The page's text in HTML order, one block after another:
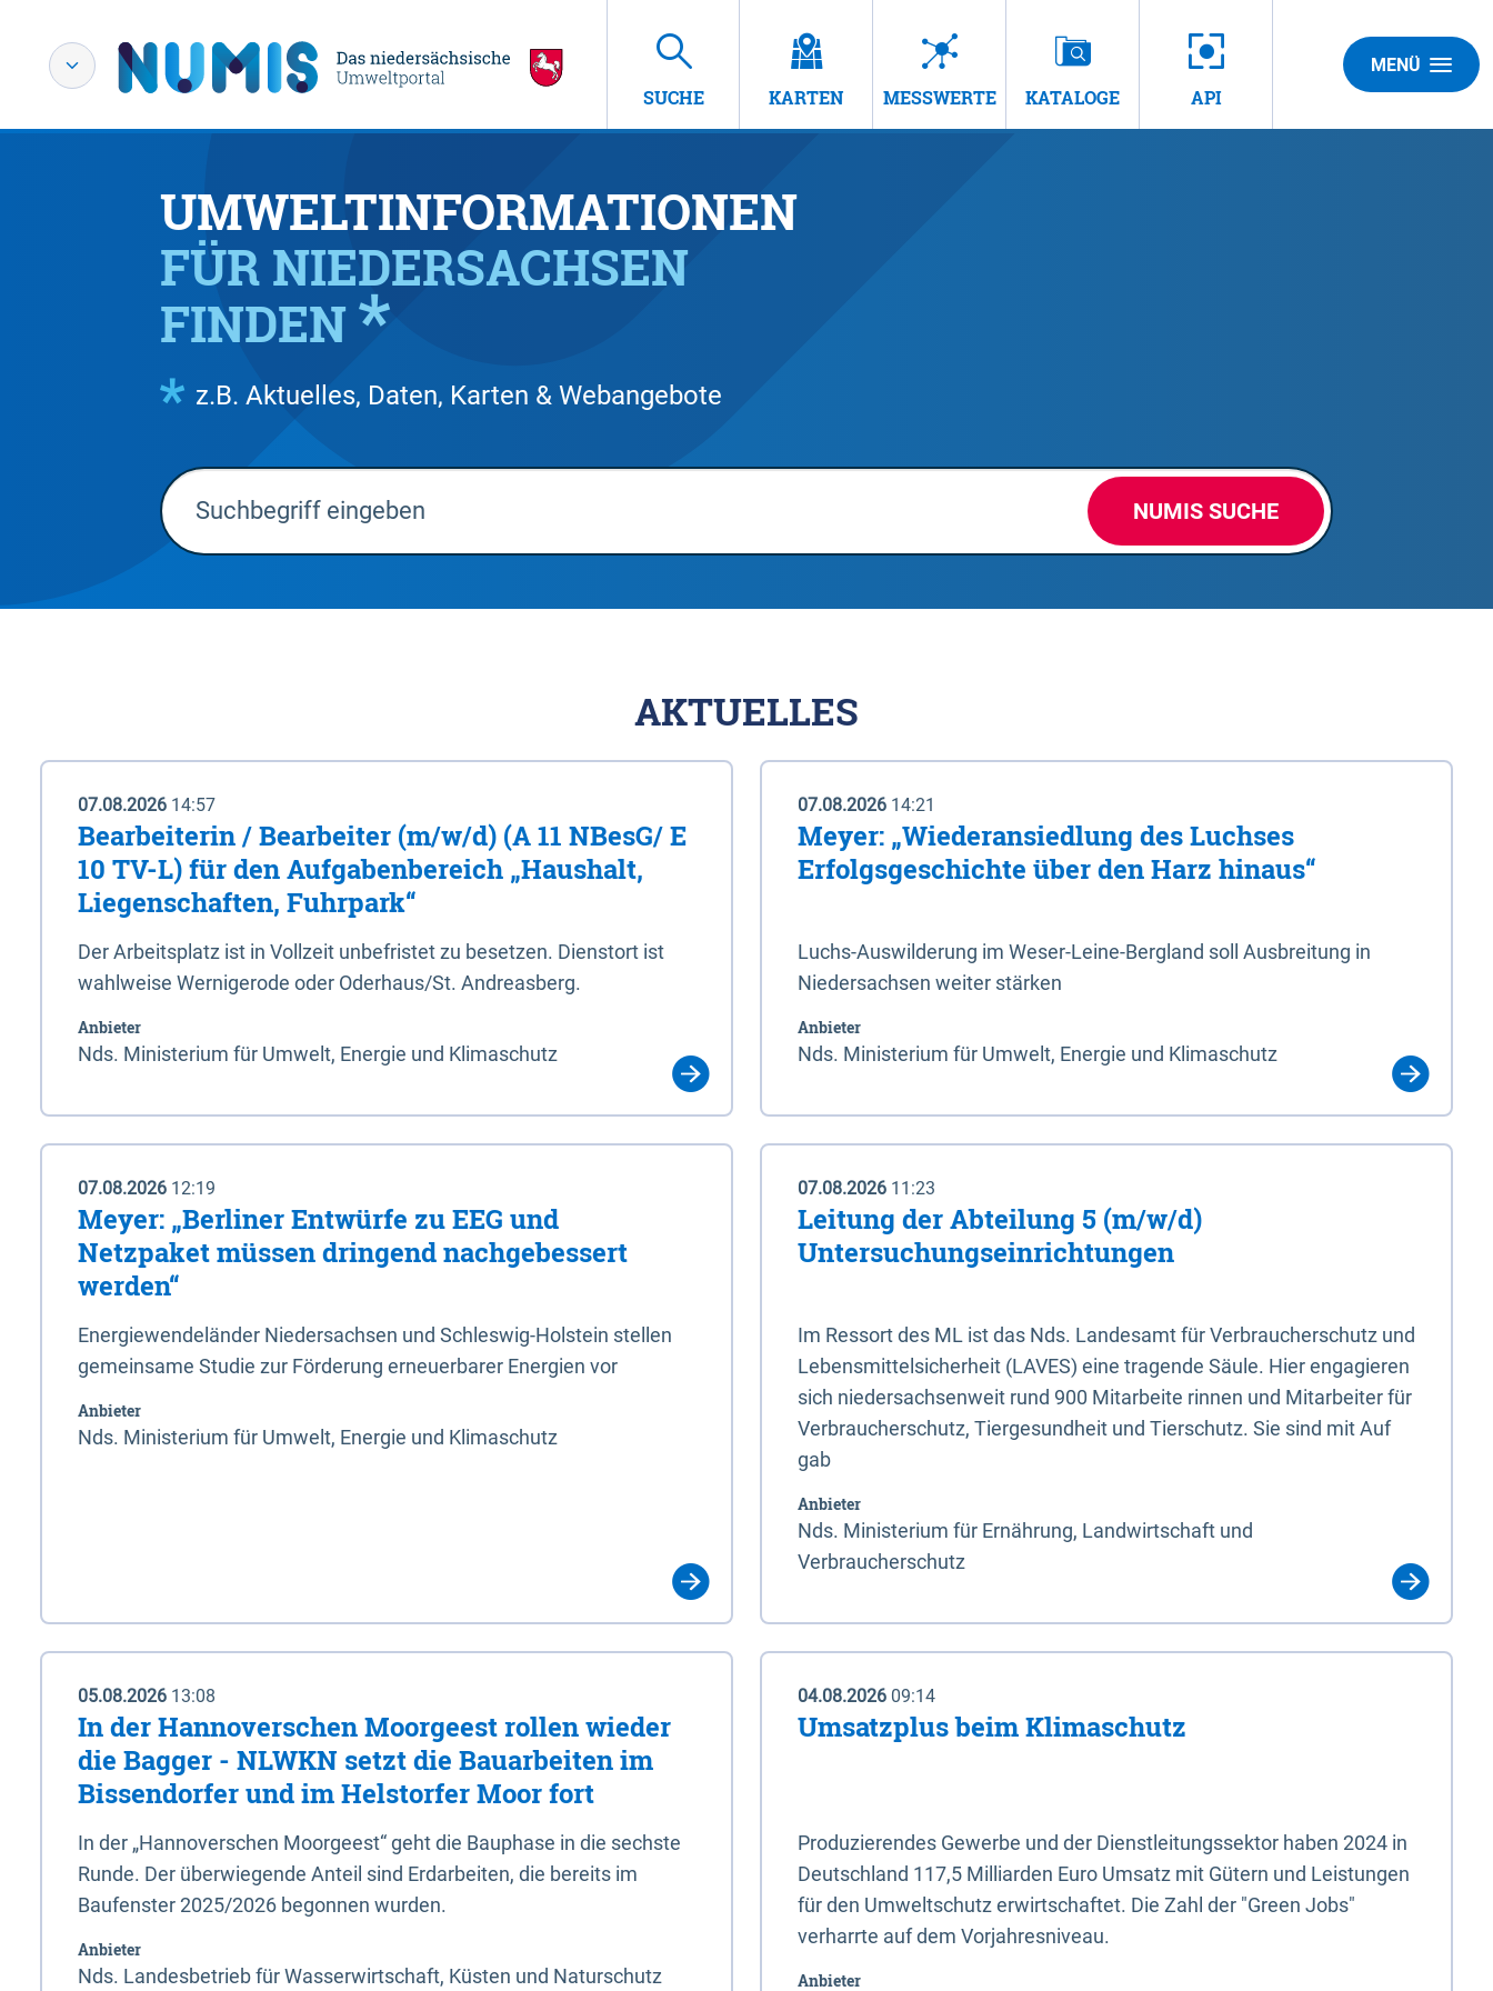
SUCHE KARTEN MESSWERTE KATALOGE API
MENÜ
UMWELTINFORMATIONEN
FÜR NIEDERSACHSEN
FINDEN
z.B. Aktuelles, Daten, Karten & Webangebote
NUMIS SUCHE
AKTUELLES
07.08.2026 14:57
Bearbeiterin / Bearbeiter (m/w/d) (A 11 NBesG/ E
10 TV-L) für den Aufgabenbereich „Haushalt,
Liegenschaften, Fuhrpark“
Der Arbeitsplatz ist in Vollzeit unbefristet zu besetzen. Dienstort ist
wahlweise Wernigerode oder Oderhaus/St. Andreasberg.
Anbieter
Nds. Ministerium für Umwelt, Energie und Klimaschutz
07.08.2026 14:21
Meyer: „Wiederansiedlung des Luchses
Erfolgsgeschichte über den Harz hinaus“
Luchs-Auswilderung im Weser-Leine-Bergland soll Ausbreitung in
Niedersachsen weiter stärken
Anbieter
Nds. Ministerium für Umwelt, Energie und Klimaschutz
07.08.2026 12:19
Meyer: „Berliner Entwürfe zu EEG und
Netzpaket müssen dringend nachgebessert
werden“
Energiewendeländer Niedersachsen und Schleswig-Holstein stellen
gemeinsame Studie zur Förderung erneuerbarer Energien vor
Anbieter
Nds. Ministerium für Umwelt, Energie und Klimaschutz
07.08.2026 11:23
Leitung der Abteilung 5 (m/w/d)
Untersuchungseinrichtungen
Im Ressort des ML ist das Nds. Landesamt für Verbraucherschutz und
Lebensmittelsicherheit (LAVES) eine tragende Säule. Hier engagieren
sich niedersachsenweit rund 900 Mitarbeite rinnen und Mitarbeiter für
Verbraucherschutz, Tiergesundheit und Tierschutz. Sie sind mit Auf
gab
Anbieter
Nds. Ministerium für Ernährung, Landwirtschaft und
Verbraucherschutz
05.08.2026 13:08
In der Hannoverschen Moorgeest rollen wieder
die Bagger - NLWKN setzt die Bauarbeiten im
Bissendorfer und im Helstorfer Moor fort
In der „Hannoverschen Moorgeest“ geht die Bauphase in die sechste
Runde. Der überwiegende Anteil sind Erdarbeiten, die bereits im
Baufenster 2025/2026 begonnen wurden.
Anbieter
Nds. Landesbetrieb für Wasserwirtschaft, Küsten und Naturschutz
04.08.2026 09:14
Umsatzplus beim Klimaschutz
Produzierendes Gewerbe und der Dienstleitungssektor haben 2024 in
Deutschland 117,5 Milliarden Euro Umsatz mit Gütern und Leistungen
für den Umweltschutz erwirtschaftet. Die Zahl der "Green Jobs"
verharrte auf dem Vorjahresniveau.
Anbieter